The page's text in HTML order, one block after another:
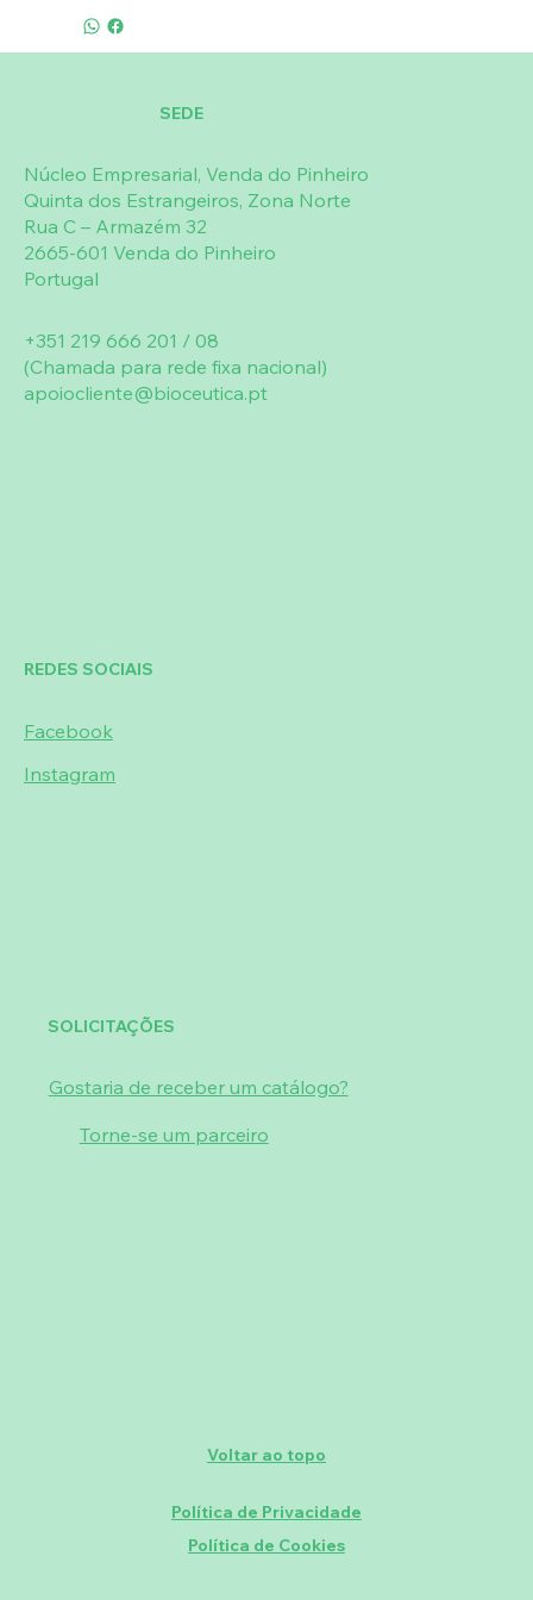
+351 219 666 201 / 08
(Chamada para rede fixa nacional)
apoiocliente@bioceutica.pt
Núcleo Empresarial, Venda do Pinheiro
Quinta dos Estrangeiros, Zona Norte
Rua C – Armazém 32
2665-601 Venda do Pinheiro
Portugal
SEDE
REDES SOCIAIS
Facebook
Instagram
SOLICITAÇÕES
Gostaria de receber um catálogo?
Torne-se um parceiro
Política de Privacidade
Voltar ao topo
Política de Cookies